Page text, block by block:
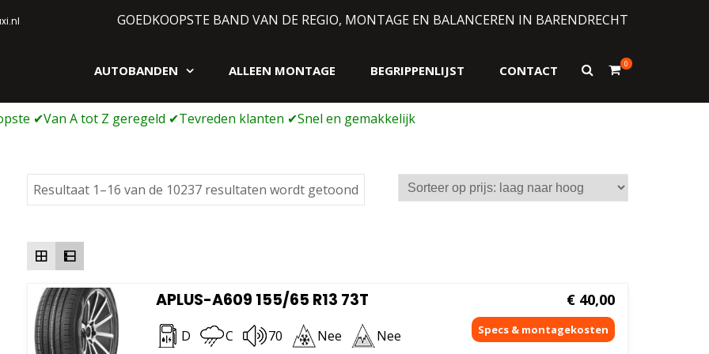
GOEDKOOPSTE BAND VAN DE REGIO, MONTAGE EN BALANCEREN IN BARENDRECHT
AUTOBANDEN ALLEEN MONTAGE BEGRIPPENLIJST CONTACT
Toon
0
Resultaat 1–16 van de 10237 resultaten wordt getoond Gesorteerd
op
APLUS-A609 155/65 R13 73T
D C 70 Nee Nee
€ 40,00